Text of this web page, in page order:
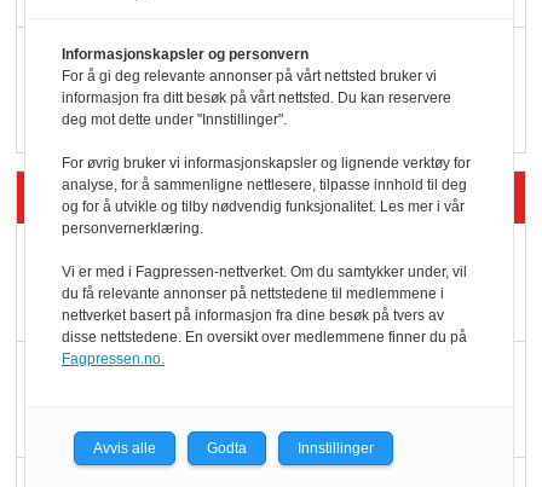
Vokser med ferdigmat
i dagligvare
Siste artikler - Butikk i praksis
Rema-flaggskip
dundrer videre
Informasjonskapsler og personvern
For å gi deg relevante annonser på vårt nettsted bruker vi
informasjon fra ditt besøk på vårt nettsted. Du kan reservere
deg mot dette under "Innstillinger".
For øvrig bruker vi informasjonskapsler og lignende verktøy for
analyse, for å sammenligne nettlesere, tilpasse innhold til deg
og for å utvikle og tilby nødvendig funksjonalitet. Les mer i vår
personvernerklæring.
Vi er med i Fagpressen-nettverket. Om du samtykker under, vil
du få relevante annonser på nettstedene til medlemmene i
nettverket basert på informasjon fra dine besøk på tvers av
disse nettstedene. En oversikt over medlemmene finner du på
Fagpressen.no.
Avvis alle Godta Innstillinger